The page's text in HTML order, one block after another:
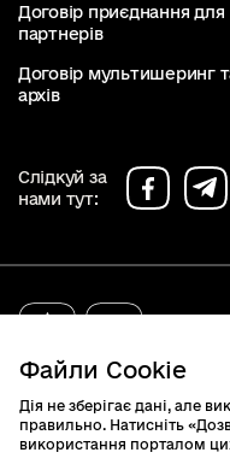
Файли Cookie
Дія не зберігає дані, але
правильно. Натисніть
використання порталом
Договір приєднання для
партнерів
Договір мультишеринг
архів
Слідкуй за
нами тут: